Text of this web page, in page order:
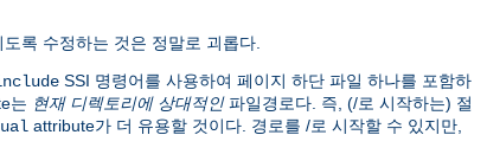
록 수정하는 것은 정말로 괴롭다.
SSI 명령어를 사용하여 페이지 하단 파일 하나를 포함하
는 현재 디렉토리에 상대적인파일경로다. 즉, (/로 시작하는) 절
attribute가 더 유용할 것이다. 경로를 /로 시작할 수 있지만,